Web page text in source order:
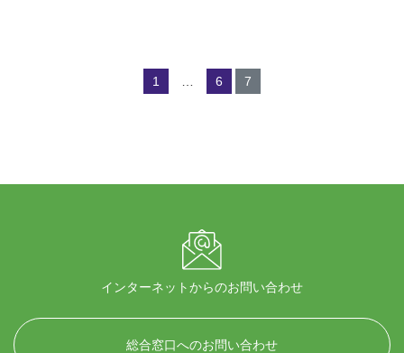
1 … 6 7
インターネットからのお問い合わせ
総合窓口へのお問い合わせ